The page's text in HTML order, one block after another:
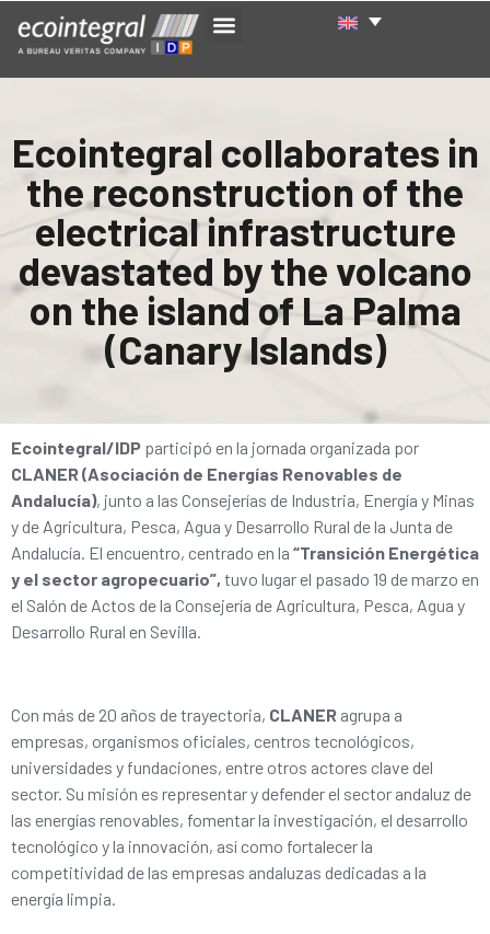
Ecointegral collaborates in
the reconstruction of the
electrical infrastructure
devastated by the volcano
on the island of La Palma
(Canary Islands)
Ecointegral/IDP participó en la jornada organizada por
CLANER (Asociación de Energías Renovables de
Andalucía), junto a las Consejerías de Industria, Energía y Minas
y de Agricultura, Pesca, Agua y Desarrollo Rural de la Junta de
Andalucía. El encuentro, centrado en la “Transición Energética
y el sector agropecuario”, tuvo lugar el pasado 19 de marzo en
el Salón de Actos de la Consejería de Agricultura, Pesca, Agua y
Desarrollo Rural en Sevilla.
Con más de 20 años de trayectoria, CLANER agrupa a
empresas, organismos oficiales, centros tecnológicos,
universidades y fundaciones, entre otros actores clave del
sector. Su misión es representar y defender el sector andaluz de
las energías renovables, fomentar la investigación, el desarrollo
tecnológico y la innovación, así como fortalecer la
competitividad de las empresas andaluzas dedicadas a la
energía limpia.